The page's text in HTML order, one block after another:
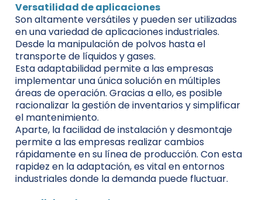
Versatilidad de aplicaciones
Son altamente versátiles y pueden ser utilizadas
en una variedad de aplicaciones industriales.
Desde la manipulación de polvos hasta el
transporte de líquidos y gases.
Esta adaptabilidad permite a las empresas
implementar una única solución en múltiples
áreas de operación. Gracias a ello, es posible
racionalizar la gestión de inventarios y simplificar
el mantenimiento.
Aparte, la facilidad de instalación y desmontaje
permite a las empresas realizar cambios
rápidamente en su línea de producción. Con esta
rapidez en la adaptación, es vital en entornos
industriales donde la demanda puede fluctuar.